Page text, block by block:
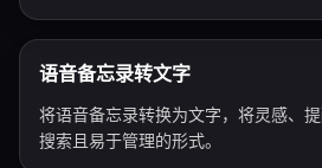
语音备忘录转文字
将语音备忘录转换为文字，将灵感、
搜索且易于管理的形式。